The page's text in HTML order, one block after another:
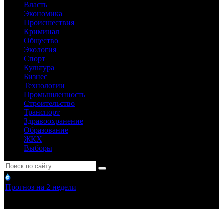
Власть
Экономика
Происшествия
Криминал
Общество
Экология
Спорт
Культура
Бизнес
Технологии
Промышленность
Строительство
Транспорт
Здравоохранение
Образование
ЖКХ
Выборы
Прогноз на 2 недели